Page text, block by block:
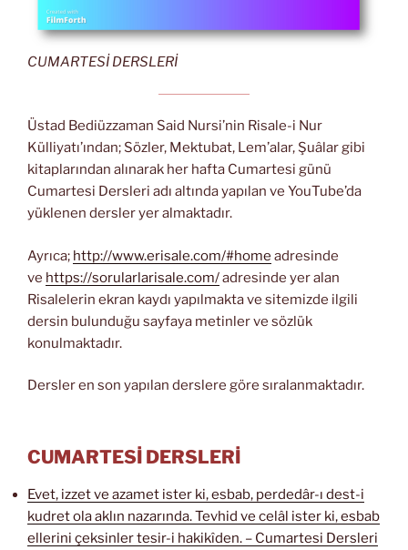
CUMARTESİ DERSLERİ
Üstad Bediüzzaman Said Nursi’nin Risale-i Nur
Külliyatı’ından; Sözler, Mektubat, Lem’alar, Şuâlar gibi
kitaplarından alınarak her hafta Cumartesi günü
Cumartesi Dersleri adı altında yapılan ve YouTube’da
yüklenen dersler yer almaktadır.
Ayrıca; http://www.erisale.com/#home adresinde
ve https://sorularlarisale.com/adresinde yer alan
Risalelerin ekran kaydı yapılmakta ve sitemizde ilgili
dersin bulunduğu sayfaya metinler ve sözlük
konulmaktadır.
Dersler en son yapılan derslere göre sıralanmaktadır.
CUMARTESİ DERSLERİ
Evet, izzet ve azamet ister ki, esbab, perdedâr-ı dest-i
kudret ola aklın nazarında. Tevhid ve celâl ister ki, esbab
ellerini çeksinler tesir-i hakikîden. – Cumartesi Dersleri